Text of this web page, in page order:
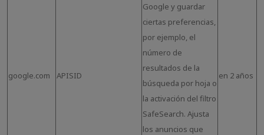
google.com APISID
Google y guardar
ciertas preferencias,
por ejemplo, el
número de
resultados de la
búsqueda por hoja o
la activación del filtro
SafeSearch. Ajusta
los anuncios que
en 2 años